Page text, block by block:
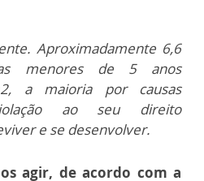
Aproximadamente 6,6
menores de 5 anos
a maioria por causas
ao seu direito
e se desenvolver.
agir, de acordo com a